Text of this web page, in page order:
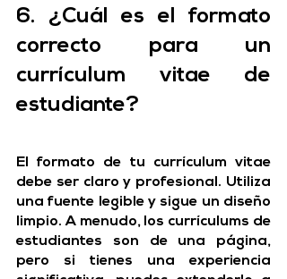
6. ¿Cuál es el formato
correcto para un
currículum vitae de
estudiante?
El formato de tu currículum vitae
debe ser claro y profesional. Utiliza
una fuente legible y sigue un diseño
limpio. A menudo, los currículums de
estudiantes son de una página,
pero si tienes una experiencia